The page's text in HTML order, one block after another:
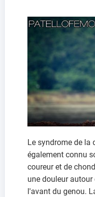
Le syndrome de la
également connu
coureur et de
une douleur
l'avant du genou.